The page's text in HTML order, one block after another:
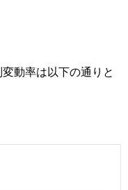
動率は以下の通りと